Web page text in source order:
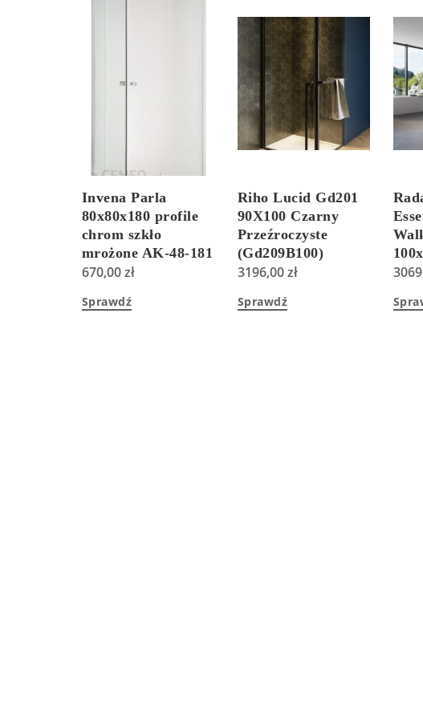
Invena Parla
80x80x180 profile
chrom szkło
mrożone AK-48-181
670,00zł
Sprawdź
Riho Lucid Gd201
90X100 Czarny
Przeźroczyste
(Gd209B100)
3196,00zł
Sprawdź